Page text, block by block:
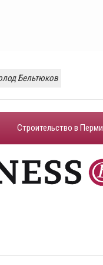
Бельтюков
Строительство в Перми